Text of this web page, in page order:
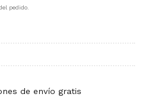
pedido.
de envío gratis